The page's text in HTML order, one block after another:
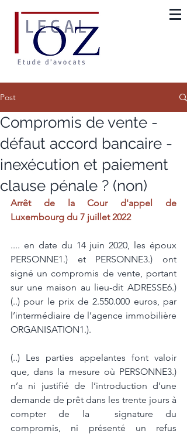
Post
Compromis de vente -
défaut accord bancaire -
inexécution et paiement
clause pénale ? (non)
Arrêt de la Cour d'appel de
Luxembourg du 7 juillet 2022
.... en date du 14 juin 2020, les époux
PERSONNE1.) et PERSONNE3.) ont
signé un compromis de vente, portant
sur une maison au lieu-dit ADRESSE6.)
(..) pour le prix de 2.550.000 euros, par
l’intermédiaire de l’agence immobilière
ORGANISATION1.).
(..) Les parties appelantes font valoir
que, dans la mesure où PERSONNE3.)
n’a ni justifié de l’introduction d’une
demande de prêt dans les trente jours à
compter de la  signature du
compromis, ni présenté un refus